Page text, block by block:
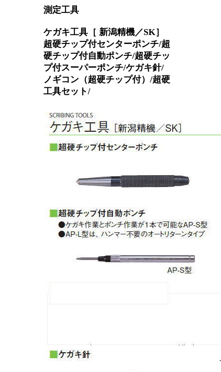
測定工具
ケガキ工具［ 新潟精機／SK］
超硬チップ付センターポンチ/超
硬チップ付自動ポンチ/超硬チッ
プ付スーパーポンチ/ケガキ針/
ノギコン（超硬チップ付）/超硬
工具セット/